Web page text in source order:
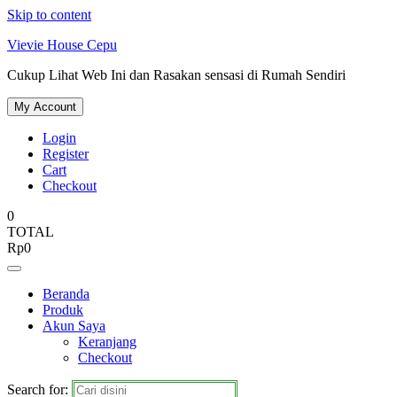
Skip to content
Vievie House Cepu
Cukup Lihat Web Ini dan Rasakan sensasi di Rumah Sendiri
My Account
Login
Register
Cart
Checkout
0
TOTAL
Rp0
Beranda
Produk
Akun Saya
Keranjang
Checkout
Search for: